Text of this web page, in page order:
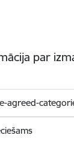
par
agreed-